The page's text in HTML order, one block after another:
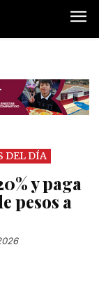
DEL DÍA
y paga
pesos a